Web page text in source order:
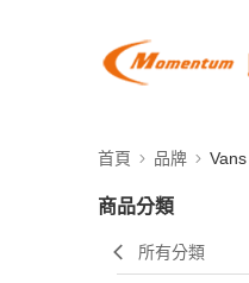
首頁 品牌 Vans
商品分類
所有分類